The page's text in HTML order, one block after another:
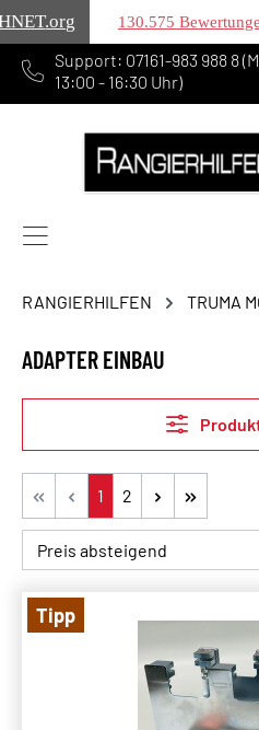
.org 130.575
springen
Support: 07161-983 988 8
13:00 - 16:30 Uhr)
RANGIERHILFEN TRUMA
ADAPTER EINBAU
Seite
1 Seite
2
Tipp